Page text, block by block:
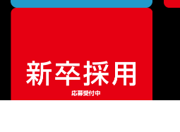
販売価格¥24,200（税込）